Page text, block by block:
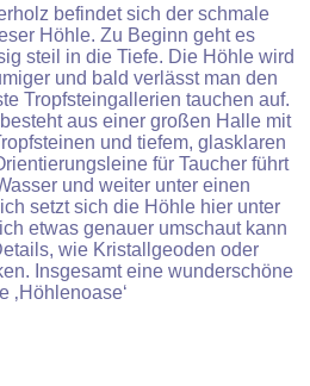
befindet sich der schmale
Höhle. Zu Beginn geht es
steil in die Tiefe. Die Höhle wird
und bald verlässt man den
Tropfsteingallerien tauchen auf.
aus einer großen Halle mit
und tiefem, glasklaren
für Taucher führt
und weiter unter einen
setzt sich die Höhle hier unter
etwas genauer umschaut kann
wie Kristallgeoden oder
Insgesamt eine wunderschöne
‚Höhlenoase‘